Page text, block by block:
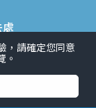
好去處 社會
話
，請確定您同意
。